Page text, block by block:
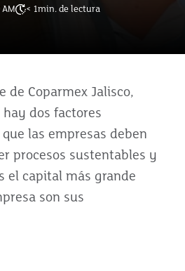
AM < 1min. de lectura
de Coparmex Jalisco,
hay dos factores
las empresas deben
procesos sustentables y
el capital más grande
son sus